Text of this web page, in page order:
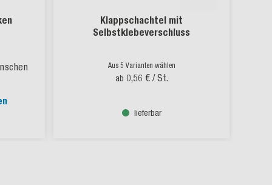
Klappschachtel mit
Selbstklebeverschluss
Aus 5 Varianten wählen
ab 0,56 € / St.
lieferbar